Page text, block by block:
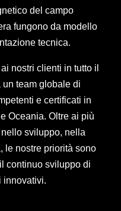
del campo
fungono da modello
tecnica.
nostri clienti in tutto il
team globale di
e certificati in
Oceania. Oltre ai più
sviluppo, nella
le nostre priorità sono
continuo sviluppo di
innovativi.